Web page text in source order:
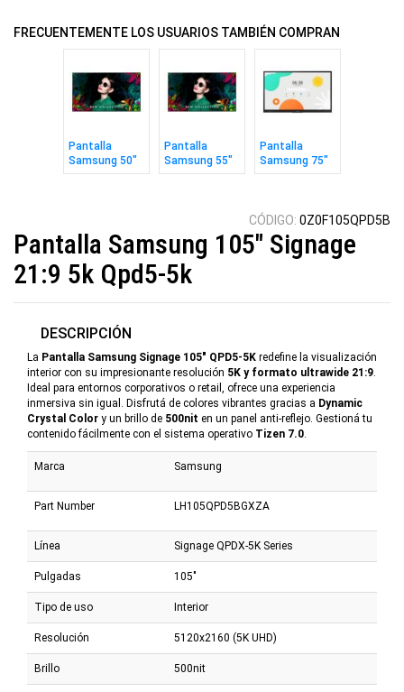
FRECUENTEMENTE LOS USUARIOS TAMBIÉN COMPRAN
Pantalla
Samsung 50"
Signage
Pantalla
Samsung 55"
Signage
Pantalla
Samsung 75"
Interactiva
CÓDIGO: 0Z0F105QPD5B
Pantalla Samsung 105" Signage
21:9 5k Qpd5-5k
DESCRIPCIÓN
La Pantalla Samsung Signage 105" QPD5-5K redefine la visualización
interior con su impresionante resolución 5K y formato ultrawide 21:9.
Ideal para entornos corporativos o retail, ofrece una experiencia
inmersiva sin igual. Disfrutá de colores vibrantes gracias a Dynamic
Crystal Color y un brillo de 500nit en un panel anti-reflejo. Gestioná tu
contenido fácilmente con el sistema operativo Tizen 7.0.
Marca Samsung
Part Number LH105QPD5BGXZA
Línea Signage QPDX-5K Series
Pulgadas 105"
Tipo de uso Interior
Resolución 5120x2160 (5K UHD)
Brillo 500nit